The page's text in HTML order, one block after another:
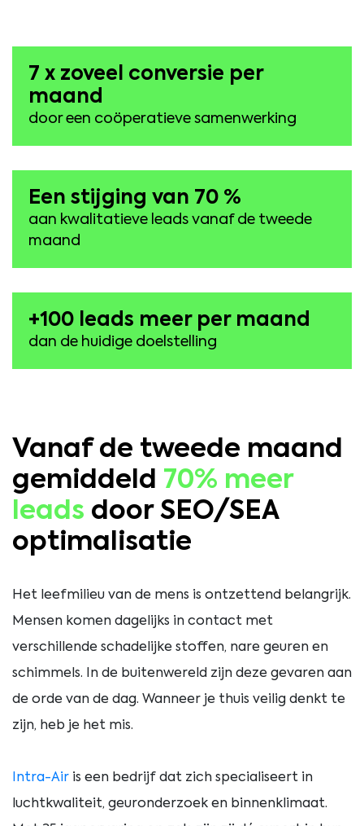
7 x zoveel conversie per
maand
door een coöperatieve samenwerking
Een stijging van 70 %
aan kwalitatieve leads vanaf de tweede
maand
+100 leads meer per maand
dan de huidige doelstelling
Vanaf de tweede maand
gemiddeld 70% meer
leads door SEO/SEA
optimalisatie
Het leefmilieu van de mens is ontzettend belangrijk.
Mensen komen dagelijks in contact met
verschillende schadelijke stoffen, nare geuren en
schimmels. In de buitenwereld zijn deze gevaren aan
de orde van de dag. Wanneer je thuis veilig denkt te
zijn, heb je het mis.
Intra-Air is een bedrijf dat zich specialiseert in
luchtkwaliteit, geuronderzoek en binnenklimaat.